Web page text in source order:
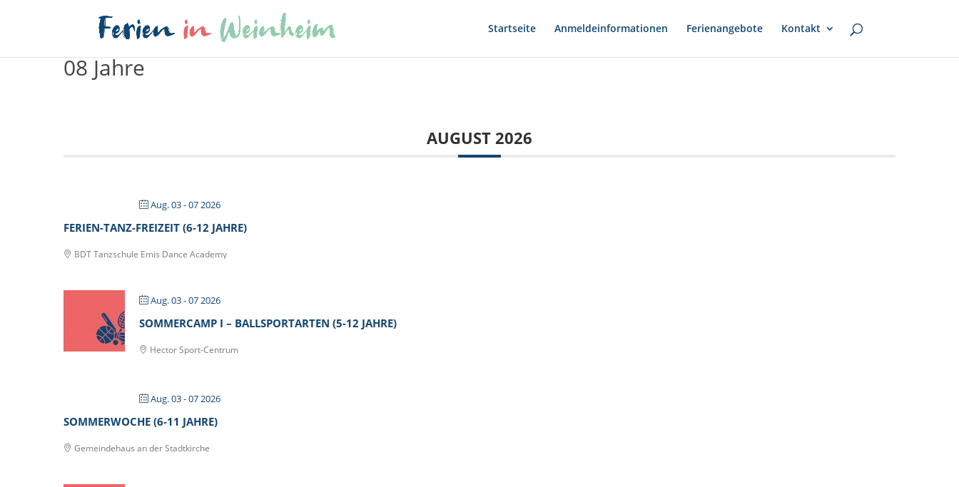
Startseite Anmeldeinformationen Ferienangebote Kontakt
08 Jahre
AUGUST 2026
Aug. 03 - 07 2026
FERIEN-TANZ-FREIZEIT (6-12 JAHRE)
BDT Tanzschule Emis Dance Academy
Aug. 03 - 07 2026
SOMMERCAMP I – BALLSPORTARTEN (5-12 JAHRE)
Hector Sport-Centrum
Aug. 03 - 07 2026
SOMMERWOCHE (6-11 JAHRE)
Gemeindehaus an der Stadtkirche